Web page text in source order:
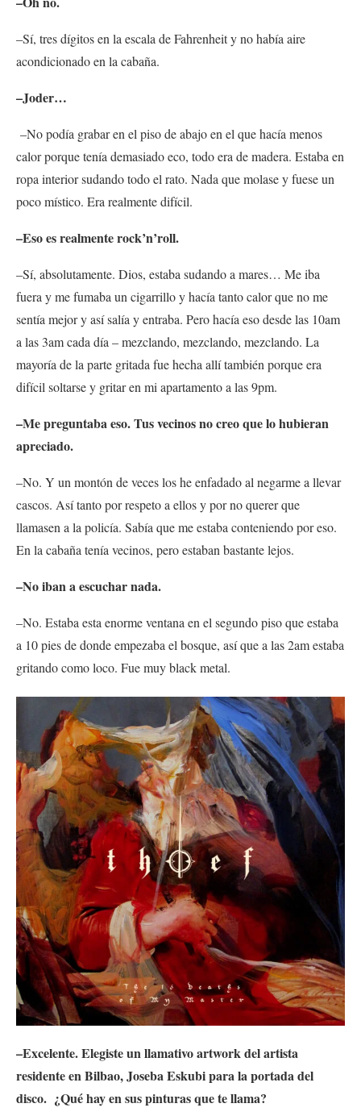
–Sí, tres dígitos en la escala de Fahrenheit y no había aire
acondicionado en la cabaña.
–Joder…
–No podía grabar en el piso de abajo en el que hacía menos
calor porque tenía demasiado eco, todo era de madera. Estaba en
ropa interior sudando todo el rato. Nada que molase y fuese un
poco místico. Era realmente difícil.
–Eso es realmente rock’n’roll.
–Sí, absolutamente. Dios, estaba sudando a mares… Me iba
fuera y me fumaba un cigarrillo y hacía tanto calor que no me
sentía mejor y así salía y entraba. Pero hacía eso desde las 10am
a las 3am cada día – mezclando, mezclando, mezclando. La
mayoría de la parte gritada fue hecha allí también porque era
difícil soltarse y gritar en mi apartamento a las 9pm.
–Me preguntaba eso. Tus vecinos no creo que lo hubieran
apreciado.
–No. Y un montón de veces los he enfadado al negarme a llevar
cascos. Así tanto por respeto a ellos y por no querer que
llamasen a la policía. Sabía que me estaba conteniendo por eso.
En la cabaña tenía vecinos, pero estaban bastante lejos.
–No iban a escuchar nada.
–No. Estaba esta enorme ventana en el segundo piso que estaba
a 10 pies de donde empezaba el bosque, así que a las 2am estaba
gritando como loco. Fue muy black metal.
–Excelente. Elegiste un llamativo artwork del artista
residente en Bilbao, Joseba Eskubi para la portada del
disco. ¿Qué hay en sus pinturas que te llama?